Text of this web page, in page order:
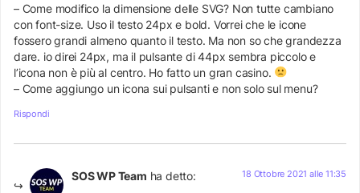
– Come modifico la dimensione delle SVG? Non tutte cambiano
con font-size. Uso il testo 24px e bold. Vorrei che le icone
fossero grandi almeno quanto il testo. Ma non so che grandezza
dare. io direi 24px, ma il pulsante di 44px sembra piccolo e
l’icona non è più al centro. Ho fatto un gran casino.
– Come aggiungo un icona sui pulsanti e non solo sul menu?
Rispondi
SOS WP Team ha detto: 18 Ottobre 2021 alle 11:35